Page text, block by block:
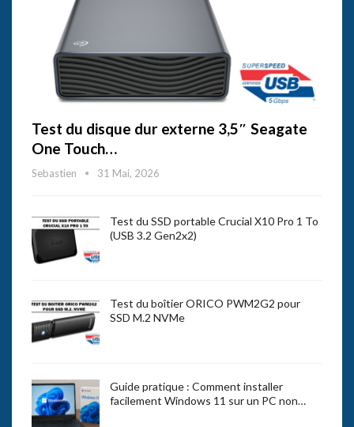
Test du disque dur externe 3,5″ Seagate
One Touch…
Sebastien 31 Mai, 2026
Test du SSD portable Crucial X10 Pro 1 To
(USB 3.2 Gen2x2)
Test du boîtier ORICO PWM2G2 pour
SSD M.2 NVMe
Guide pratique : Comment installer
facilement Windows 11 sur un PC non…